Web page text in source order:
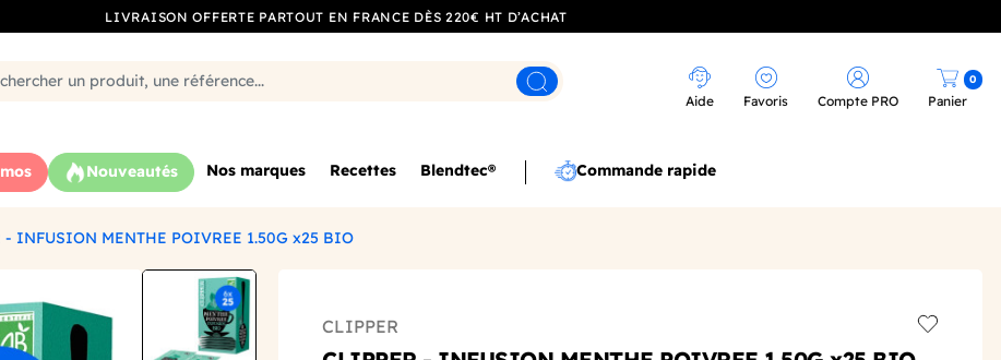
LIVRAISON OFFERTE PARTOUT EN FRANCE DÈS 220€ HT D’ACHAT
Rechercher
Aide Favoris Compte PRO Panier
0
Nouveautés Nos marques Recettes Blendtec® Commande rapide
- INFUSION MENTHE POIVREE 1.50G x25 BIO
CLIPPER